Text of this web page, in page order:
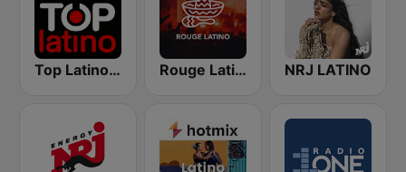
Top Latino Radio Rouge Latino NRJ LATINO